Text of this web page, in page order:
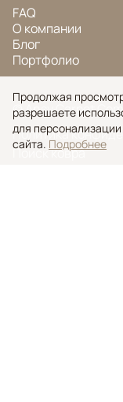
FAQ
О компании
Блог
Портфолио
© Ansy Carpet
Политика
Поиск ковра
Продолжая
разрешаете
для персонализации
сайта. Подробнее